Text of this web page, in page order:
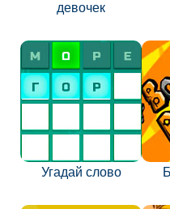
девочек
Угадай слово